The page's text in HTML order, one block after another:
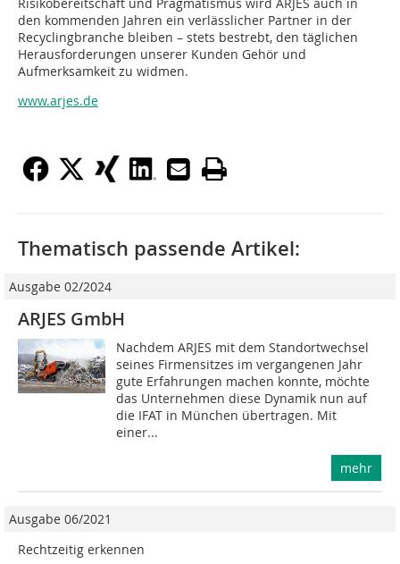
den kommenden Jahren ein verlässlicher Partner in der
Recyclingbranche bleiben – stets bestrebt, den täglichen
Herausforderungen unserer Kunden Gehör und
Aufmerksamkeit zu widmen.
www.arjes.de
Thematisch passende Artikel:
Ausgabe 02/2024
ARJES GmbH
Nachdem ARJES mit dem Standortwechsel
seines Firmensitzes im vergangenen Jahr
gute Erfahrungen machen konnte, möchte
das Unternehmen diese Dynamik nun auf
die IFAT in München übertragen. Mit
einer...
mehr
Ausgabe 06/2021
Rechtzeitig erkennen